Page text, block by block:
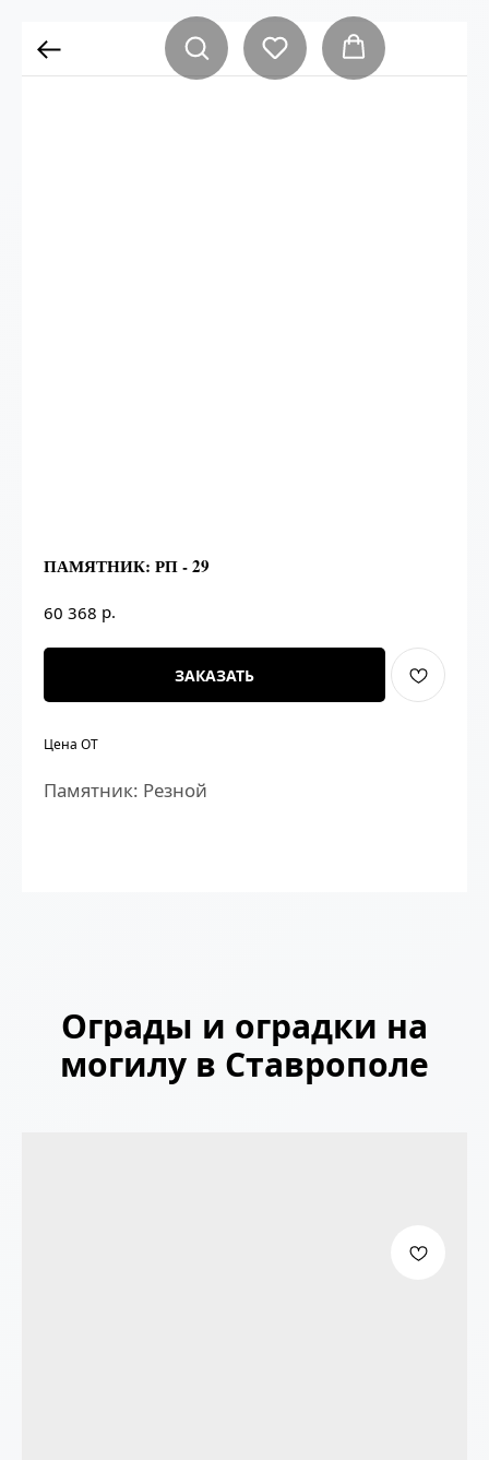
ПАМЯТНИК: РП - 29
60 368 р.
ЗАКАЗАТЬ
Цена ОТ
Памятник: Резной
Ограды и оградки на
могилу в Ставрополе